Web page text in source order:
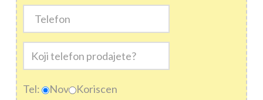
Tel: Nov Koriscen